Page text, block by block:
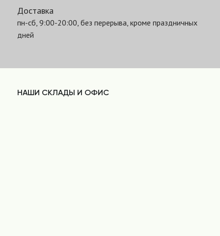
Доставка
пн-сб, 9:00-20:00, без перерыва, кроме праздничных
дней
НАШИ СКЛАДЫ И ОФИС